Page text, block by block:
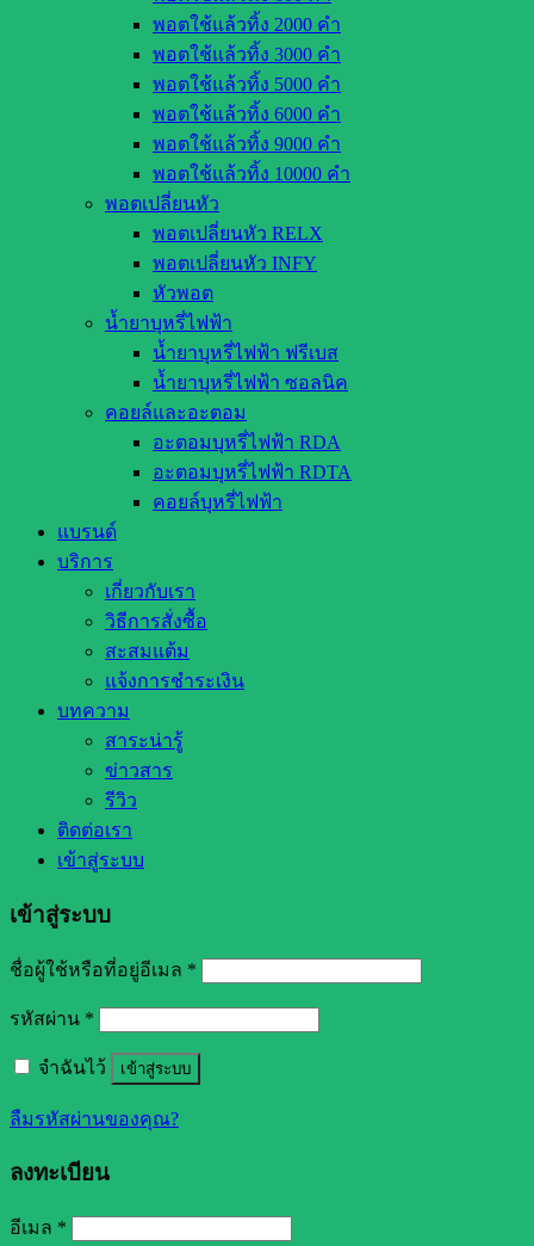
พอตใช้แล้วทิ้ง 2000 คำ
พอตใช้แล้วทิ้ง 3000 คำ
พอตใช้แล้วทิ้ง 5000 คำ
พอตใช้แล้วทิ้ง 6000 คำ
พอตใช้แล้วทิ้ง 9000 คำ
พอตใช้แล้วทิ้ง 10000 คำ
พอตเปลี่ยนหัว
พอตเปลี่ยนหัว RELX
พอตเปลี่ยนหัว INFY
หัวพอต
น้ำยาบุหรี่ไฟฟ้า
น้ำยาบุหรี่ไฟฟ้า ฟรีเบส
น้ำยาบุหรี่ไฟฟ้า ซอลนิค
คอยล์และอะตอม
อะตอมบุหรี่ไฟฟ้า RDA
อะตอมบุหรี่ไฟฟ้า RDTA
คอยล์บุหรี่ไฟฟ้า
แบรนด์
บริการ
เกี่ยวกับเรา
วิธีการสั่งซื้อ
สะสมแต้ม
แจ้งการชำระเงิน
บทความ
สาระน่ารู้
ข่าวสาร
รีวิว
ติดต่อเรา
เข้าสู่ระบบ
เข้าสู่ระบบ
ชื่อผู้ใช้หรือที่อยู่อีเมล *
รหัสผ่าน *
จำฉันไว้ เข้าสู่ระบบ
ลืมรหัสผ่านของคุณ?
ลงทะเบียน
อีเมล *